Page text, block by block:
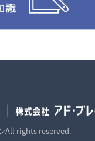
All rights reserved.